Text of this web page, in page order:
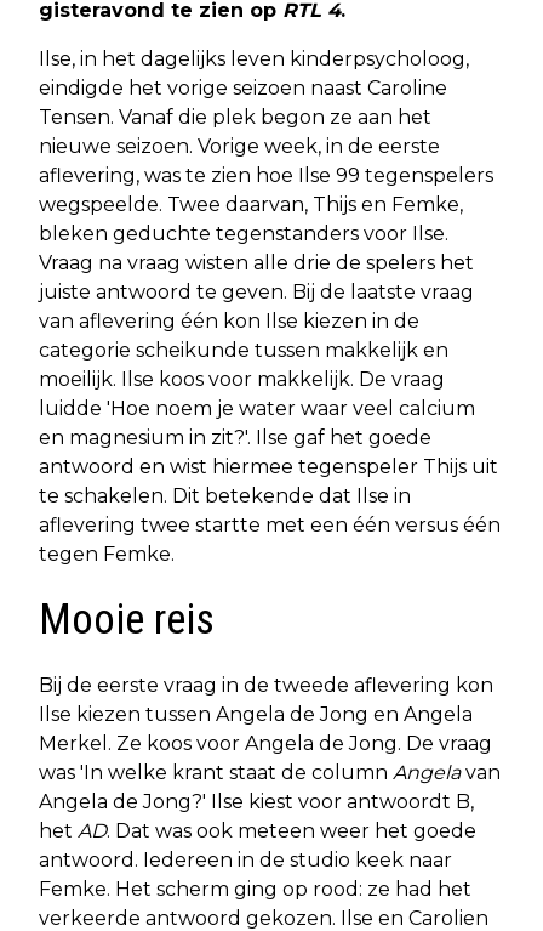
gisteravond te zien op RTL 4.
Ilse, in het dagelijks leven kinderpsycholoog,
eindigde het vorige seizoen naast Caroline
Tensen. Vanaf die plek begon ze aan het
nieuwe seizoen. Vorige week, in de eerste
aflevering, was te zien hoe Ilse 99 tegenspelers
wegspeelde. Twee daarvan, Thijs en Femke,
bleken geduchte tegenstanders voor Ilse.
Vraag na vraag wisten alle drie de spelers het
juiste antwoord te geven. Bij de laatste vraag
van aflevering één kon Ilse kiezen in de
categorie scheikunde tussen makkelijk en
moeilijk. Ilse koos voor makkelijk. De vraag
luidde 'Hoe noem je water waar veel calcium
en magnesium in zit?'. Ilse gaf het goede
antwoord en wist hiermee tegenspeler Thijs uit
te schakelen. Dit betekende dat Ilse in
aflevering twee startte met een één versus één
tegen Femke.
Mooie reis
Bij de eerste vraag in de tweede aflevering kon
Ilse kiezen tussen Angela de Jong en Angela
Merkel. Ze koos voor Angela de Jong. De vraag
was 'In welke krant staat de column Angelavan
Angela de Jong?' Ilse kiest voor antwoordt B,
het AD. Dat was ook meteen weer het goede
antwoord. Iedereen in de studio keek naar
Femke. Het scherm ging op rood: ze had het
verkeerde antwoord gekozen. Ilse en Carolien